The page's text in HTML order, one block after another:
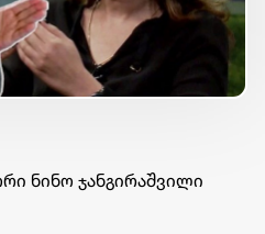
ნინო ჯანგირაშვილი